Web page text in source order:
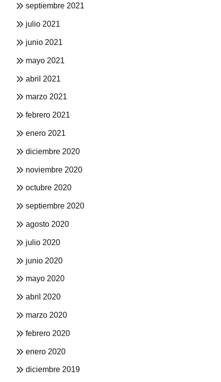
septiembre 2021
julio 2021
junio 2021
mayo 2021
abril 2021
marzo 2021
febrero 2021
enero 2021
diciembre 2020
noviembre 2020
octubre 2020
septiembre 2020
agosto 2020
julio 2020
junio 2020
mayo 2020
abril 2020
marzo 2020
febrero 2020
enero 2020
diciembre 2019